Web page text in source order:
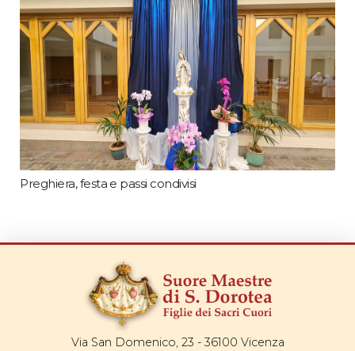
Preghiera, festa e passi condivisi
Via San Domenico, 23 - 36100 Vicenza